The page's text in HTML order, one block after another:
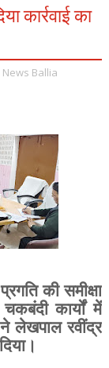
कार्रवाई का
News Ballia
की समीक्षा
कार्यों में
लेखपाल रवींद्र